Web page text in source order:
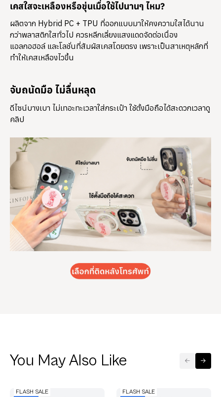
เคสใสจะเหลืองหรือขุ่นเมื่อใช้ไปนานๆ ไหม?
ผลิตจาก Hybrid PC + TPU ที่ออกแบบมาให้คงความใสได้นาน
กว่าพลาสติกใสทั่วไป ควรหลีกเลี่ยงแสงแดดจัดต่อเนื่อง
แอลกอฮอล์ และโลชั่นที่สัมผัสเคสโดยตรง เพราะเป็นสาเหตุหลักที่
ทำให้เคสเหลืองไวขึ้น
จับถนัดมือ ไม่ลื่นหลุด
ดีไซน์บางเบา ไม่เทอะทะเวลาใส่กระเป๋า ใช้ตั้งมือถือได้สะดวกเวลาดู
คลิป
You May Also Like
FLASH SALE
FLASH SALE